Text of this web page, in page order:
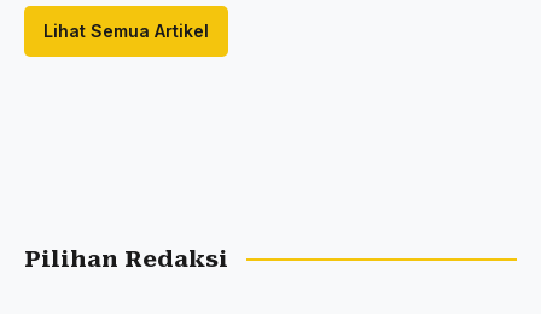
Lihat Semua Artikel
Pilihan Redaksi